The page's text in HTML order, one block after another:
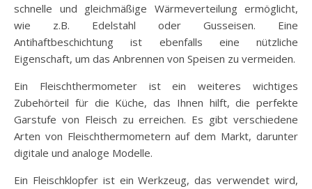
schnelle und gleichmäßige Wärmeverteilung ermöglicht,
wie z.B. Edelstahl oder Gusseisen. Eine
Antihaftbeschichtung ist ebenfalls eine nützliche
Eigenschaft, um das Anbrennen von Speisen zu vermeiden.
Ein Fleischthermometer ist ein weiteres wichtiges
Zubehörteil für die Küche, das Ihnen hilft, die perfekte
Garstufe von Fleisch zu erreichen. Es gibt verschiedene
Arten von Fleischthermometern auf dem Markt, darunter
digitale und analoge Modelle.
Ein Fleischklopfer ist ein Werkzeug, das verwendet wird,